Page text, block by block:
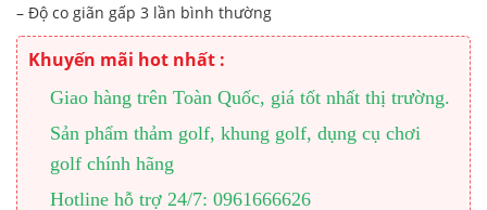
– Độ co giãn gấp 3 lần bình thường
Khuyến mãi hot nhất :
Giao hàng trên Toàn Quốc, giá tốt nhất thị trường.
Sản phẩm thảm golf, khung golf, dụng cụ chơi
golf chính hãng
Hotline hỗ trợ 24/7: 0961666626